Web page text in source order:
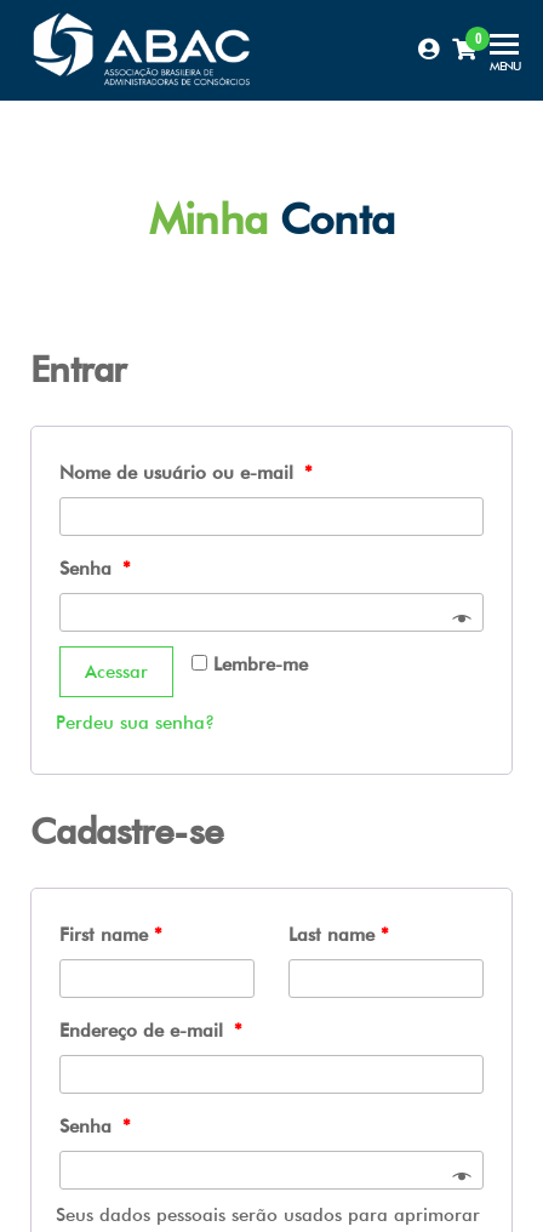
Certificação
ABAC
0
MENU
Minha Conta
Entrar
Nome de usuário ou e-mail *
Senha *
Lembre-me
Acessar
Perdeu sua senha?
Cadastre-se
First name * Last name *
Endereço de e-mail *
Senha *
Seus dados pessoais serão usados para aprimorar